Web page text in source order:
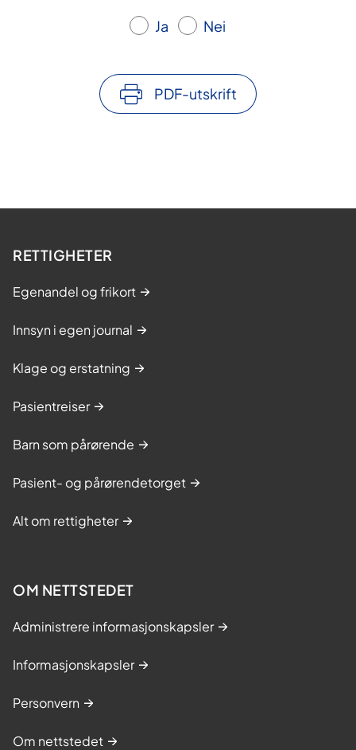
Ja Nei
PDF-utskrift
RETTIGHETER
Egenandel og frikort
Innsyn i egen journal
Klage og erstatning
Pasientreiser
Barn som pårørende
Pasient- og pårørendetorget
Alt om rettigheter
OM NETTSTEDET
Administrere informasjonskapsler
Informasjonskapsler
Personvern
Om nettstedet